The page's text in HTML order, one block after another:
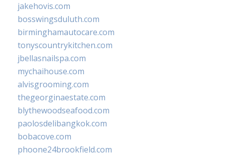
jakehovis.com
bosswingsduluth.com
birminghamautocare.com
tonyscountrykitchen.com
jbellasnailspa.com
mychaihouse.com
alvisgrooming.com
thegeorginaestate.com
blythewoodseafood.com
paolosdelibangkok.com
bobacove.com
phoone24brookfield.com